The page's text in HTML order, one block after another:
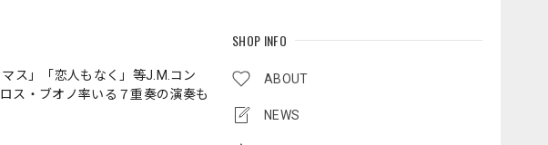
SHOP INFO
ABOUT
NEWS
ス」「恋人もなく」等J.M.コン
ス・ブオノ率いる７重奏の演奏も